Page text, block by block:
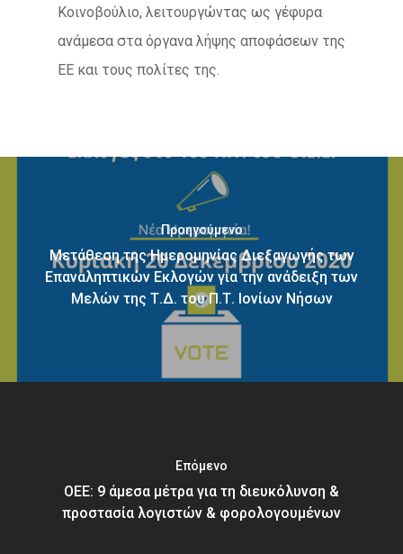
Κοινοβούλιο, λειτουργώντας ως γέφυρα
ανάμεσα στα όργανα λήψης αποφάσεων της
ΕΕ και τους πολίτες της.
Προηγούμενο
Μετάθεση της Ημερομηνίας Διεξαγωγής των
Επαναληπτικών Εκλογών για την ανάδειξη των
Μελών της Τ.Δ. του Π.Τ. Ιονίων Νήσων
Επόμενο
ΟΕΕ: 9 άμεσα μέτρα για τη διευκόλυνση &
προστασία λογιστών & φορολογουμένων